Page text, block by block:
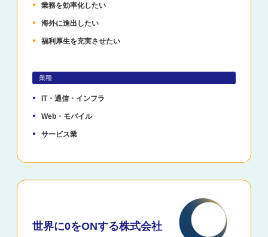
業務を効率化したい
海外に進出したい
福利厚生を充実させたい
業種
IT・通信・インフラ
Web・モバイル
サービス業
世界に0をONする株式会社